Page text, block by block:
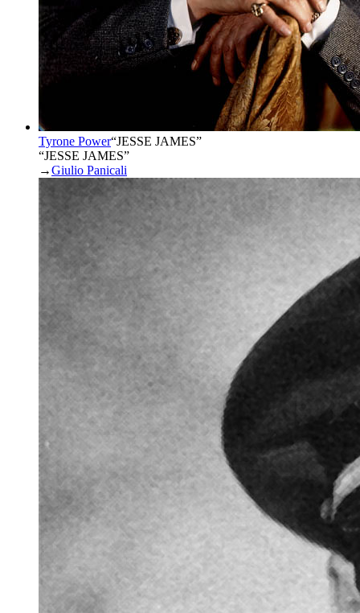
Tyrone Power“JESSE JAMES”
“JESSE JAMES”
→Giulio Panicali